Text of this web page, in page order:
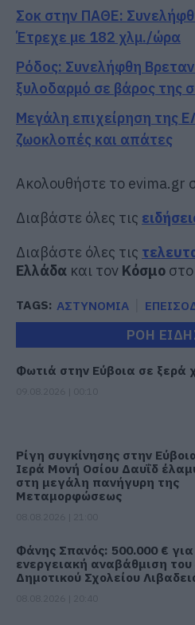
Σοκ στην ΠΑΘΕ:
Έτρεχε με 182 χλμ./ώρα
Ρόδος: Συνελήφθη
ξυλοδαρμό σε βάρος της
Μεγάλη επιχείρηση της
ζωοκλοπές και απάτες
Ακολουθήστε το evima.gr
Διαβάστε όλες τις
Διαβάστε όλες τις
Ελλάδα και τον Κόσμο στο
TAGS: ΑΣΤΥΝΟΜΙΑ
ΡΟΗ
Φωτιά στην Εύβοια σε ξερά
Ρίγη συγκίνησης στην
Ιερά Μονή Οσίου Δαυΐδ
στη μεγάλη πανήγυρη της
Μεταμορφώσεως
Φάνης Σπανός: 500.000 €
ενεργειακή αναβάθμιση του
Δημοτικού Σχολείου